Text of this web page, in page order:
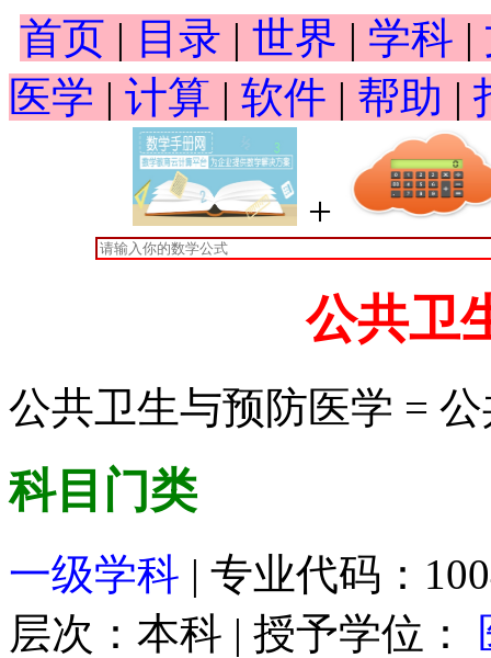
首页 | 目录 | 世界 | 学科 |
医学 | 计算 | 软件 | 帮助 |
+
公共卫
公共卫生与预防医学 =
科目门类
一级学科 | 专业代码：
层次：本科 | 授予学位：